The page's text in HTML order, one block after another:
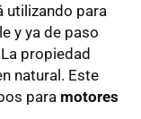
utilizando para
y ya de paso
propiedad
natural. Este
para motores